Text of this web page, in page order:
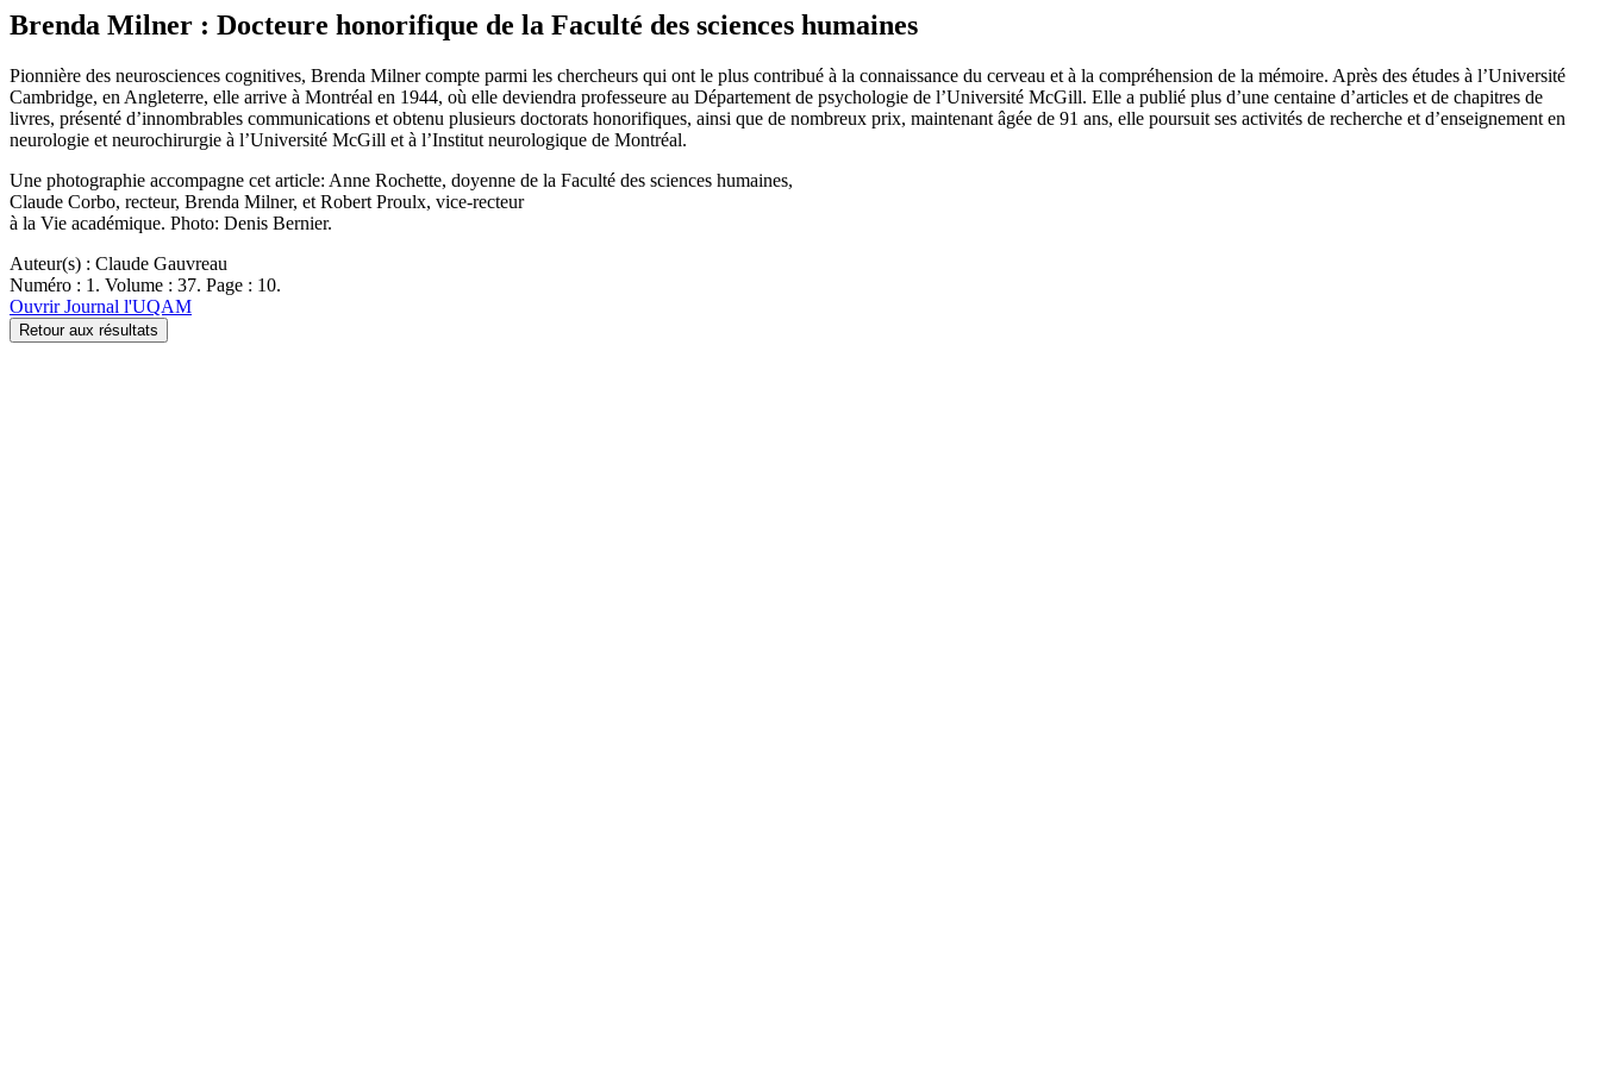
Brenda Milner : Docteure honorifique de la Faculté des sciences humaines
Pionnière des neurosciences cognitives, Brenda Milner compte parmi les chercheurs qui ont le plus contribué à la connaissance du cerveau et à la compréhension de la mémoire. Après des études à l’Université
Cambridge, en Angleterre, elle arrive à Montréal en 1944, où elle deviendra professeure au Département de psychologie de l’Université McGill. Elle a publié plus d’une centaine d’articles et de chapitres de
livres, présenté d’innombrables communications et obtenu plusieurs doctorats honorifiques, ainsi que de nombreux prix, maintenant âgée de 91 ans, elle poursuit ses activités de recherche et d’enseignement en
neurologie et neurochirurgie à l’Université McGill et à l’Institut neurologique de Montréal.
Une photographie accompagne cet article: Anne Rochette, doyenne de la Faculté des sciences humaines,
Claude Corbo, recteur, Brenda Milner, et Robert Proulx, vice-recteur
à la Vie académique. Photo: Denis Bernier.
Auteur(s) : Claude Gauvreau
Numéro : 1. Volume : 37. Page : 10.
Ouvrir Journal l'UQAM
Retour aux résultats